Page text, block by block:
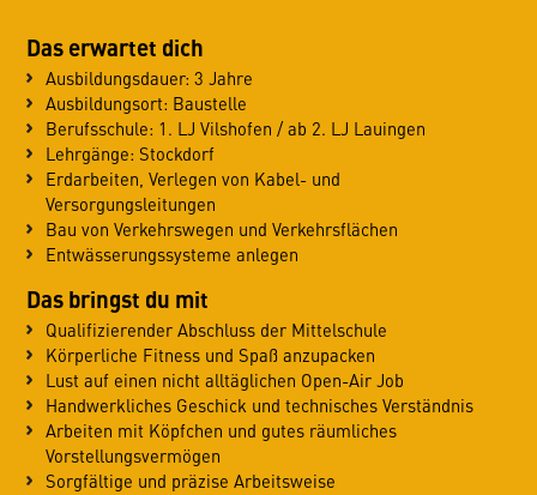
Das erwartet dich
Ausbildungsdauer: 3 Jahre
Ausbildungsort: Baustelle
Berufsschule: 1. LJ Vilshofen / ab 2. LJ Lauingen
Lehrgänge: Stockdorf
Erdarbeiten, Verlegen von Kabel- und
Versorgungsleitungen
Bau von Verkehrswegen und Verkehrsflächen
Entwässerungssysteme anlegen
Das bringst du mit
Qualifizierender Abschluss der Mittelschule
Körperliche Fitness und Spaß anzupacken
Lust auf einen nicht alltäglichen Open-Air Job
Handwerkliches Geschick und technisches Verständnis
Arbeiten mit Köpfchen und gutes räumliches
Vorstellungsvermögen
Sorgfältige und präzise Arbeitsweise